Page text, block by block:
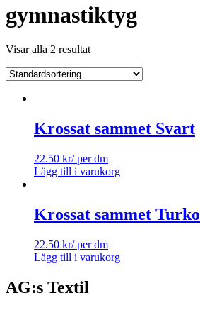
gymnastiktyg
Visar alla 2 resultat
Krossat sammet Svart
22.50 kr/ per dm
Lägg till i varukorg
Krossat sammet
22.50 kr/ per dm
Lägg till i varukorg
AG:s Textil